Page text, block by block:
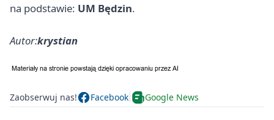
na podstawie: UM Będzin.
Autor:krystian
Zaobserwuj nas! Facebook Google News